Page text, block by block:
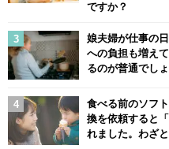
ですか？
娘夫婦が仕事の
への負担も増え
るのが普通でし
食べる前のソフ
換を依頼すると
れました。わざ